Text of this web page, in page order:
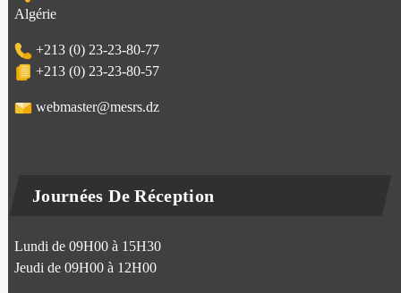
Algérie
+213 (0) 23-23-80-77
+213 (0) 23-23-80-57
webmaster@mesrs.dz
Journées De Réception
Lundi de 09H00 à 15H30
Jeudi de 09H00 à 12H00